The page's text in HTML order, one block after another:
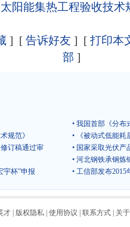
阳能集热工程验收技术
] [ 告诉好友 ] [ 打印本
部 ]
• 我国首部《分
规范》
• 《被动式低能耗
订稿通过审
• 国家采取光伏产
• 河北钢铁承钢
宇杯”申报
• 工信部发布
才 版权隐私 使用协议 联系方式 关